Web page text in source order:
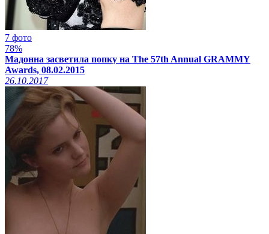
7 фото
78%
Мадонна засветила попку на The 57th Annual GRAMMY
Awards, 08.02.2015
26.10.2017